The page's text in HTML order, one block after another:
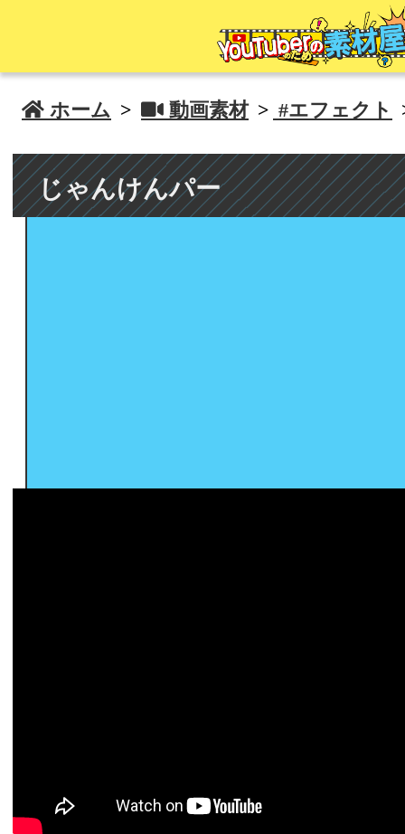
 ホーム >  動画素材 > #エフェクト
じゃんけんパー